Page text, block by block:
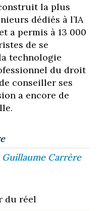
la plus
dédiés à l’IA
a permis à 13 000
de se
technologie
du droit
conseiller ses
a encore de
Guillaume Carrère
du réel